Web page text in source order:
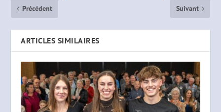
Précédent
Suivant
ARTICLES SIMILAIRES